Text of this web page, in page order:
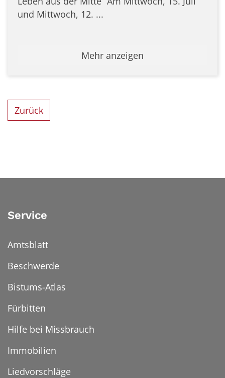
und Mittwoch, 12. ...
Mehr anzeigen
Zurück
Service
Amtsblatt
Beschwerde
Bistums-Atlas
Fürbitten
Hilfe bei Missbrauch
Immobilien
Liedvorschläge